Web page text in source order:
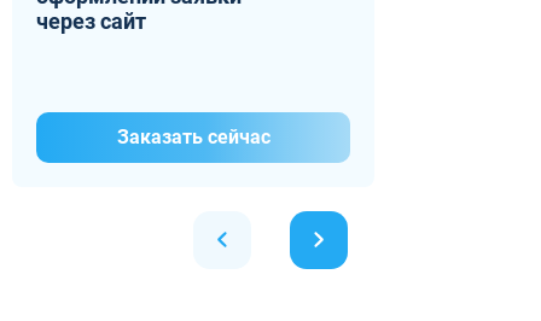
через сайт
Заказать сейчас